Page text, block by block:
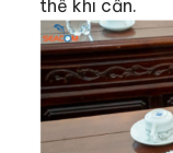
thế khi cần.